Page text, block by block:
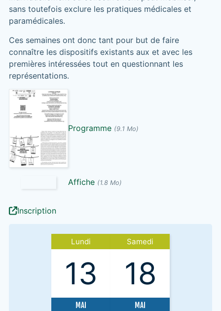
sans toutefois exclure les pratiques médicales et
paramédicales.
Ces semaines ont donc tant pour but de faire
connaître les dispositifs existants aux et avec les
premières intéressées tout en questionnant les
représentations.
Programme (9.1 Mo)
Affiche (1.8 Mo)
Inscription
Lundi
13
MAI
Samedi
18
MAI